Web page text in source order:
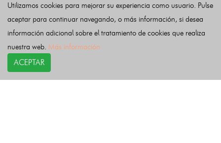
Últimas noticias
Utilizamos cookies para mejorar su experiencia como usuario. Pulse
aceptar para continuar navegando, o más información, si desea
información adicional sobre el tratamiento de cookies que realiza
nuestra web. Más información
ACEPTAR